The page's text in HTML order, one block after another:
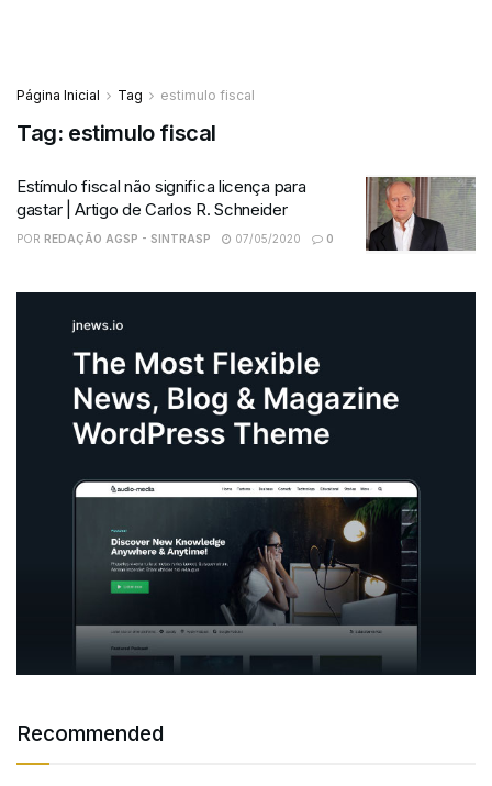
Página Inicial Tag estimulo fiscal
Tag: estimulo fiscal
Estímulo fiscal não significa licença para
gastar | Artigo de Carlos R. Schneider
POR REDAÇÃO AGSP - SINTRASP 07/05/2020 0
Recommended